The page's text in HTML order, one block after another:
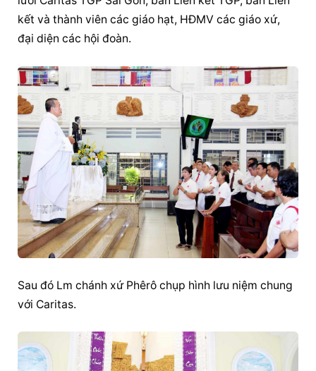
kết và thành viên các giáo hạt, HĐMV các giáo xứ,
đại diện các hội đoàn.
Sau đó Lm chánh xứ Phêrô chụp hình lưu niệm chung
với Caritas.